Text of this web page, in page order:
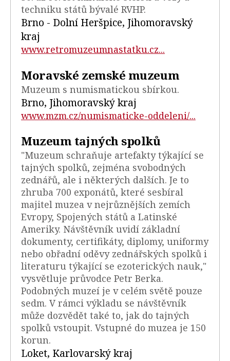
techniku států bývalé RVHP.
Brno - Dolní Heršpice, Jihomoravský
kraj
www.retromuzeumnastatku.cz...
Moravské zemské muzeum
Muzeum s numismatickou sbírkou.
Brno, Jihomoravský kraj
www.mzm.cz/numismaticke-oddeleni/...
Muzeum tajných spolků
"Muzeum schraňuje artefakty týkající se
tajných spolků, zejména svobodných
zednářů, ale i některých dalších. Je to
zhruba 700 exponátů, které sesbíral
majitel muzea v nejrůznějších zemích
Evropy, Spojených států a Latinské
Ameriky. Návštěvník uvidí základní
dokumenty, certifikáty, diplomy, uniformy
nebo obřadní oděvy zednářských spolků i
literaturu týkající se ezoterických nauk,"
vysvětluje průvodce Petr Berka.
Podobných muzeí je v celém světě pouze
sedm. V rámci výkladu se návštěvník
může dozvědět také to, jak do tajných
spolků vstoupit. Vstupné do muzea je 150
korun.
Loket, Karlovarský kraj